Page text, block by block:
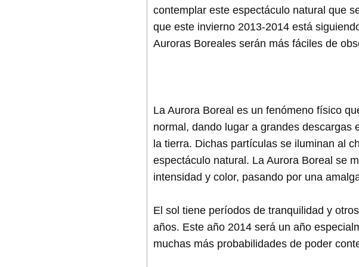
contemplar este espectáculo natural que
que este invierno 2013-2014 está
Auroras Boreales serán más fáciles de
La Aurora Boreal es un fenómeno físico
normal, dando lugar a grandes
la tierra. Dichas partículas se iluminan al
espectáculo natural. La Aurora Boreal se
intensidad y color, pasando por una
El sol tiene períodos de tranquilidad y
años. Este año 2014 será un año
muchas más probabilidades de poder